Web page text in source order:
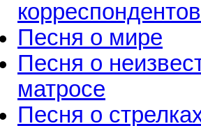
корреспондентов
Песня о мире
Песня о
матросе
Песня о